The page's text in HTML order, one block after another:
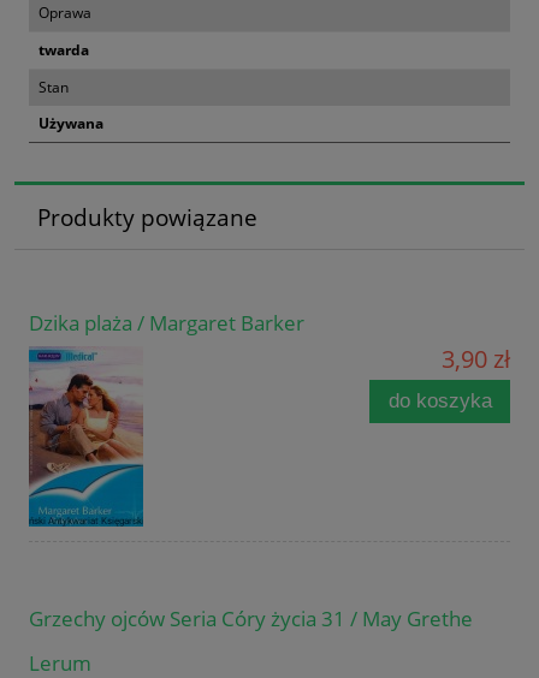
Oprawa
twarda
Stan
Używana
Produkty powiązane
Dzika plaża / Margaret Barker
3,90 zł
do koszyka
Grzechy ojców Seria Córy życia 31 / May Grethe
Lerum